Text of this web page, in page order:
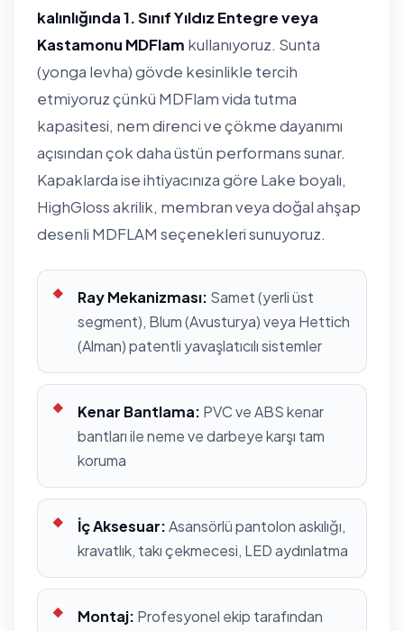
kalınlığında 1. Sınıf Yıldız Entegre veya
Kastamonu MDFlam kullanıyoruz. Sunta
(yonga levha) gövde kesinlikle tercih
etmiyoruz çünkü MDFlam vida tutma
kapasitesi, nem direnci ve çökme dayanımı
açısından çok daha üstün performans sunar.
Kapaklarda ise ihtiyacınıza göre Lake boyalı,
HighGloss akrilik, membran veya doğal ahşap
desenli MDFLAM seçenekleri sunuyoruz.
Ray Mekanizması: Samet (yerli üst
segment), Blum (Avusturya) veya Hettich
(Alman) patentli yavaşlatıcılı sistemler
Kenar Bantlama: PVC ve ABS kenar
bantları ile neme ve darbeye karşı tam
koruma
İç Aksesuar:Asansörlü pantolon askılığı,
kravatlık, takı çekmecesi, LED aydınlatma
Montaj: Profesyonel ekip tarafından